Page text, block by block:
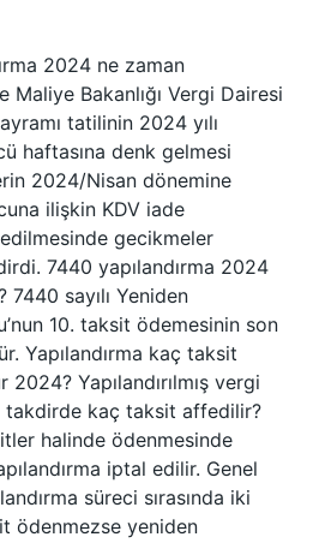
2024 ne zaman
Maliye Bakanlığı Vergi Dairesi
tatilinin 2024 yılı
haftasına denk gelmesi
2024/Nisan dönemine
ilişkin KDV iade
gecikmeler
7440 yapılandırma 2024
7440 sayılı Yeniden
10. taksit ödemesinin son
Yapılandırma kaç taksit
Yapılandırılmış vergi
takdirde kaç taksit affedilir?
halinde ödenmesinde
iptal edilir. Genel
süreci sırasında iki
ödenmezse yeniden